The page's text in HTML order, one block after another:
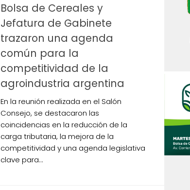
Bolsa de Cereales y
Jefatura de Gabinete
trazaron una agenda
común para la
competitividad de la
agroindustria argentina
En la reunión realizada en el Salón
Consejo, se destacaron las
coincidencias en la reducción de la
carga tributaria, la mejora de la
competitividad y una agenda legislativa
clave para...